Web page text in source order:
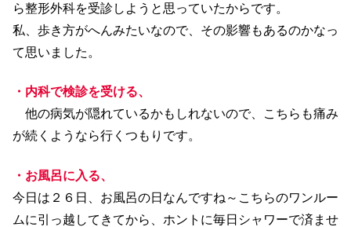
ら整形外科を受診しようと思っていたからです。
私、歩き方がへんみたいなので、その影響もあるのかなっ
て思いました。
・内科で検診を受ける、
他の病気が隠れているかもしれないので、こちらも痛み
が続くようなら行くつもりです。
・お風呂に入る、
今日は２６日、お風呂の日なんですね～こちらのワンルー
ムに引っ越してきてから、ホントに毎日シャワーで済ませ